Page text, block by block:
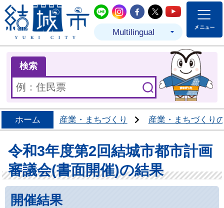
結城市公式LINE
結城市公式Instagram
結城市公式
結城市公式
結城市
Multilingual
検索
ホーム 産業・まちづくり 産業・まちづくり
令和3年度第2回結城市都市計画
審議会(書面開催)の結果
開催結果